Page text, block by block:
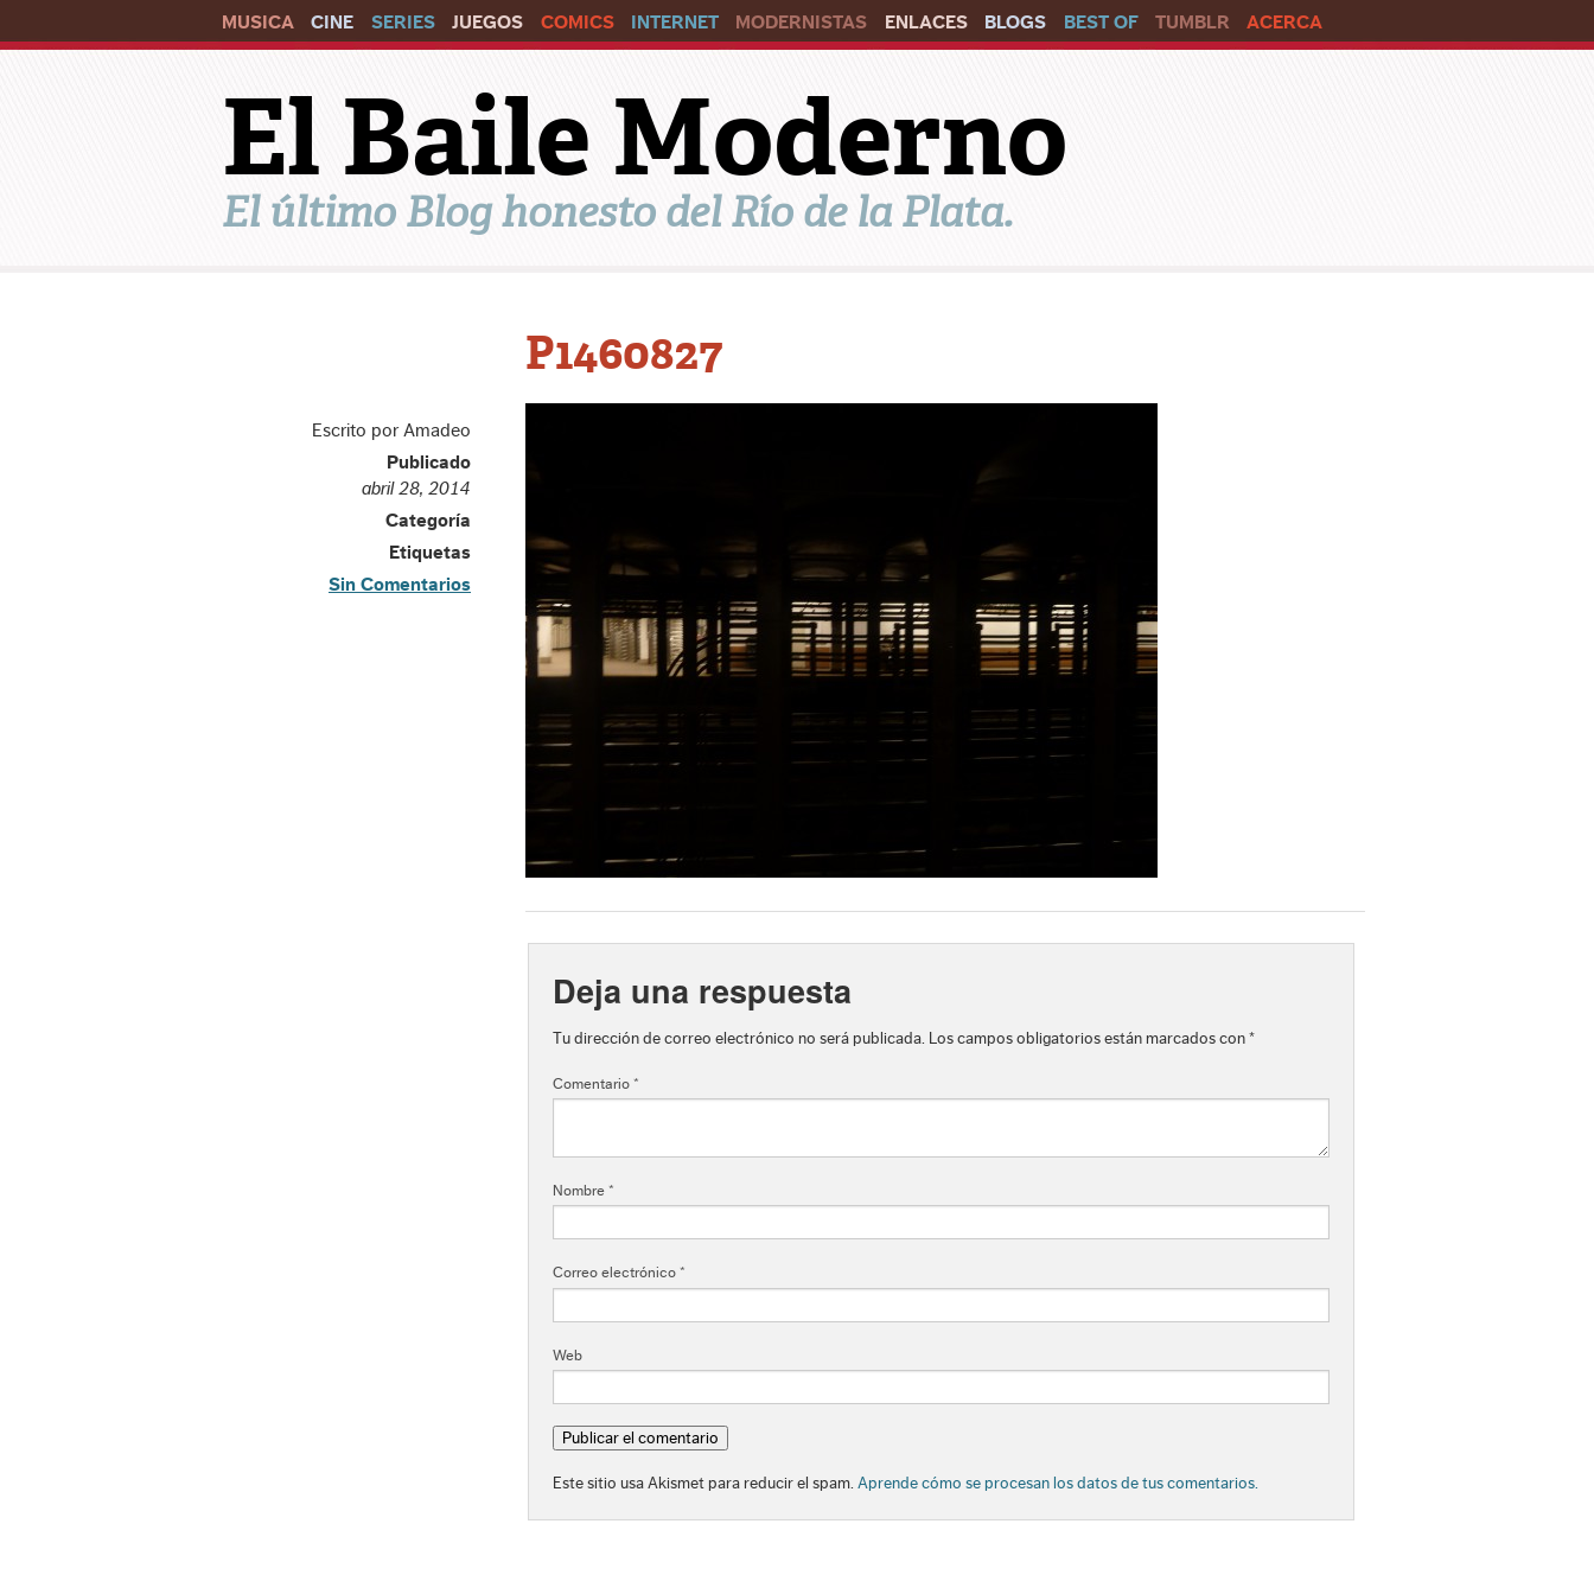
MUSICA CINE SERIES JUEGOS COMICS INTERNET MODERNISTAS ENLACES BLOGS BEST OF TUMBLR ACERCA
El Baile Moderno
El último Blog honesto del Río de la Plata.
Escrito por Amadeo
Publicado
abril 28, 2014
Categoría
Etiquetas
Sin Comentarios
P1460827
Deja una respuesta
Tu dirección de correo electrónico no será publicada. Los campos obligatorios están marcados con *
Comentario *
Nombre *
Correo electrónico *
Web
Este sitio usa Akismet para reducir el spam. Aprende cómo se procesan los datos de tus comentarios.